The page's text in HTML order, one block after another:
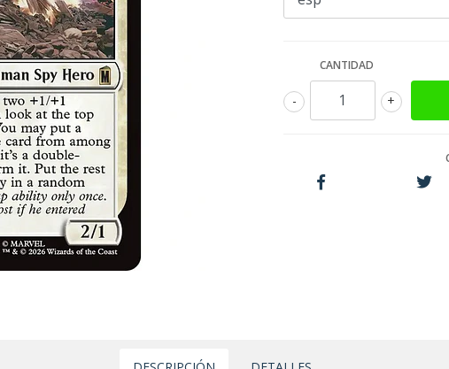
CANTIDAD
+
-